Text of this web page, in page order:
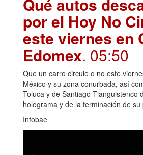
Qué autos
por el Hoy No
este viernes en
Edomex. 05:50
Que un carro circule o no este
México y su zona conurbada, así
Toluca y de Santiago Tianguistenco
holograma y de la terminación de su
Infobae